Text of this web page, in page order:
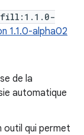
1.1.0-alpha02
de la
automatique
outil qui permet